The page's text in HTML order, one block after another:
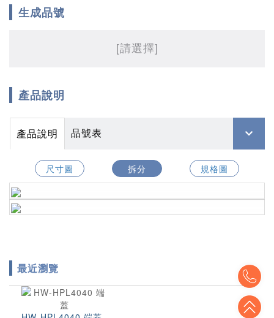
生成品號
[請選擇]
產品說明
產品說明 品號表
尺寸圖 拆分 規格圖
最近瀏覽